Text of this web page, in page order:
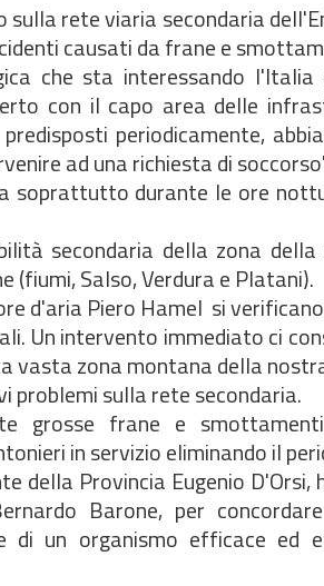
sulla rete viaria secondaria
causati da frane e
che sta interessando
con il capo area delle
periodicamente,
ad una richiesta di
durante le ore
secondaria della zona
(fiumi, Salso, Verdura e Platani).
d'aria Piero Hamel  si
Un intervento immediato ci
vasta zona montana della
problemi sulla rete secondaria.
grosse frane e
in servizio eliminando il
della Provincia Eugenio
Barone, per
un organismo efficace ed